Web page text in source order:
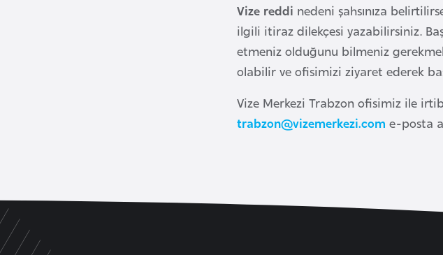
Vize reddi nedeni şahsınıza
ilgili itiraz dilekçesi yazabilirsiniz.
etmeniz olduğunu bilmeniz
olabilir ve ofisimizi ziyaret ederek
Vize Merkezi Trabzon ofisimiz ile
trabzon@vizemerkezi.com e-posta
a